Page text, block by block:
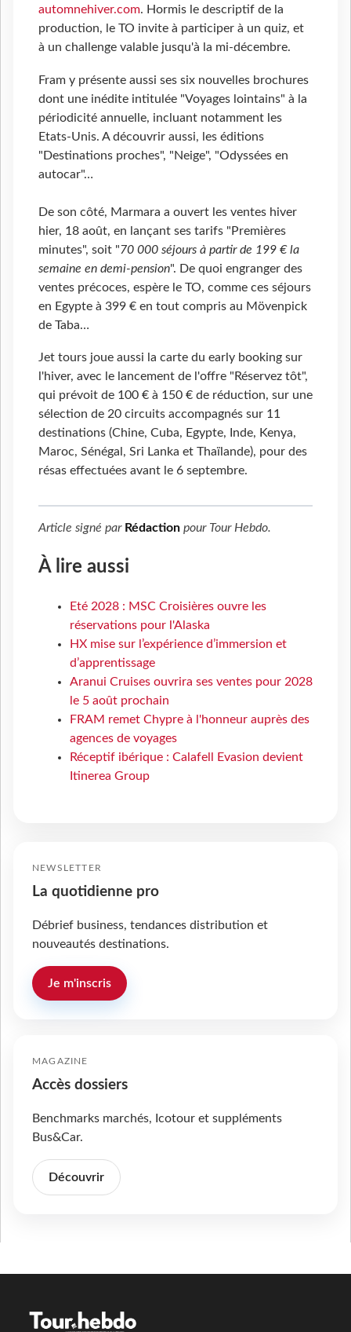
automnehiver.com. Hormis le descriptif de la
production, le TO invite à participer à un quiz, et
à un challenge valable jusqu'à la mi-décembre.
Fram y présente aussi ses six nouvelles brochures
dont une inédite intitulée "Voyages lointains" à la
périodicité annuelle, incluant notamment les
Etats-Unis. A découvrir aussi, les éditions
"Destinations proches", "Neige", "Odyssées en
autocar"…
De son côté, Marmara a ouvert les ventes hiver
hier, 18 août, en lançant ses tarifs "Premières
minutes", soit "70 000 séjours à partir de 199 € la
semaine en demi-pension". De quoi engranger des
ventes précoces, espère le TO, comme ces séjours
en Egypte à 399 € en tout compris au Mövenpick
de Taba…
Jet tours joue aussi la carte du early booking sur
l'hiver, avec le lancement de l'offre "Réservez tôt",
qui prévoit de 100 € à 150 € de réduction, sur une
sélection de 20 circuits accompagnés sur 11
destinations (Chine, Cuba, Egypte, Inde, Kenya,
Maroc, Sénégal, Sri Lanka et Thaïlande), pour des
résas effectuées avant le 6 septembre.
Article signé par Rédaction pour Tour Hebdo.
À lire aussi
Eté 2028 : MSC Croisières ouvre les
réservations pour l'Alaska
HX mise sur l’expérience d’immersion et
d’apprentissage
Aranui Cruises ouvrira ses ventes pour 2028
le 5 août prochain
FRAM remet Chypre à l'honneur auprès des
agences de voyages
Réceptif ibérique : Calafell Evasion devient
Itinerea Group
NEWSLETTER
La quotidienne pro
Débrief business, tendances distribution et
nouveautés destinations.
Je m'inscris
MAGAZINE
Accès dossiers
Benchmarks marchés, Icotour et suppléments
Bus&Car.
Découvrir